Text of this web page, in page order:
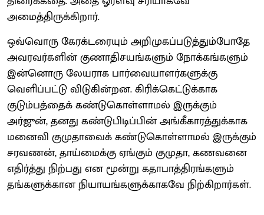
அமைத்திருக்கிறார்.
ஒவ்வொரு கேரக்டரையும் அறிமுகப்படுத்தும்போதே
அவரவர்களின் குணாதிசயங்களும் நோக்கங்களும்
இன்னொரு லேயராக பார்வையாளர்களுக்கு
வெளிப்பட்டு விடுகின்றன. கிரிக்கெட்டுக்காக
குடும்பத்தைக் கண்டுகொள்ளாமல் இருக்கும்
அர்ஜுன், தனது கண்டுபிடிப்பின் அங்கீகாரத்துக்காக
மனைவி குமுதாவைக் கண்டுகொள்ளாமல் இருக்கும்
சரவணன், தாய்மைக்கு ஏங்கும் குமுதா, கணவனை
எதிர்த்து நிற்பது என மூன்று கதாபாத்திரங்களும்
தங்களுக்கான நியாயங்களுக்காகவே நிற்கிறார்கள்.